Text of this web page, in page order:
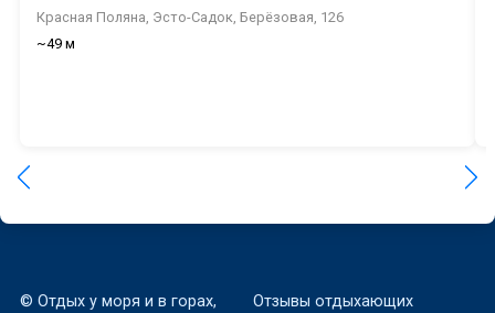
Красная Поляна, Эсто-Садок, Берёзовая, 126
~49 м
© Отдых у моря и в горах,
Отзывы отдыхающих